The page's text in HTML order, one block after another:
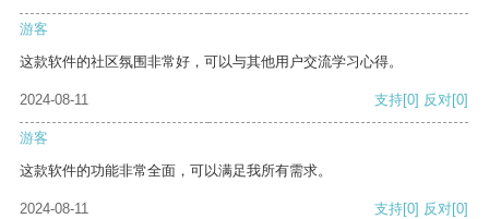
游客
这款软件的社区氛围非常好，可以与其他用户交流学习心得。
2024-08-11 支持[0] 反对[0]
游客
这款软件的功能非常全面，可以满足我所有需求。
2024-08-11 支持[0] 反对[0]